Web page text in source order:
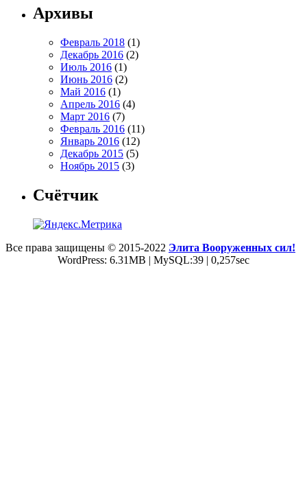
Архивы
Февраль 2018 (1)
Декабрь 2016 (2)
Июль 2016 (1)
Июнь 2016 (2)
Май 2016 (1)
Апрель 2016 (4)
Март 2016 (7)
Февраль 2016 (11)
Январь 2016 (12)
Декабрь 2015 (5)
Ноябрь 2015 (3)
Счётчик
Все права защищены © 2015-2022 Элита Вооруженных сил!
WordPress: 6.31MB | MySQL:39 | 0,257sec